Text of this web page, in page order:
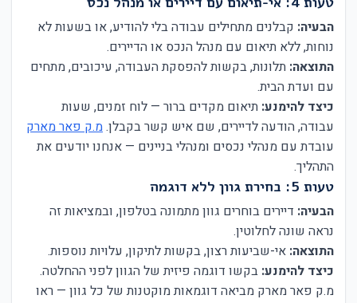
הבעיה: קבלנים מתחילים עבודה בלי להודיע, או בשעות לא
נוחות, ללא תיאום עם מנהל הנכס או הדיירים.
התוצאה: תלונות, בקשות להפסקת העבודה, עיכובים, מתחים
עם ועדת הבית.
כיצד להימנע: תיאום מקדים ברור — לוח זמנים, שעות
עבודה, הודעה לדיירים, שם איש קשר בקבלן.מ.ק פאר מארק
עובדת עם מנהלי נכסים ומנהלי בניינים — אנחנו יודעים את
התהליך.
טעות 5: בחירת גוון ללא דוגמה
הבעיה: דיירים בוחרים גוון מתמונה בטלפון, ובמציאות זה
נראה שונה לחלוטין.
התוצאה: אי-שביעות רצון, בקשות לתיקון, עלויות נוספות.
כיצד להימנע: בקשו דוגמה פיזית של הגוון לפני ההחלטה.
מ.ק פאר מארק מביאה דוגמאות מוקטנות של כל גוון — ראו